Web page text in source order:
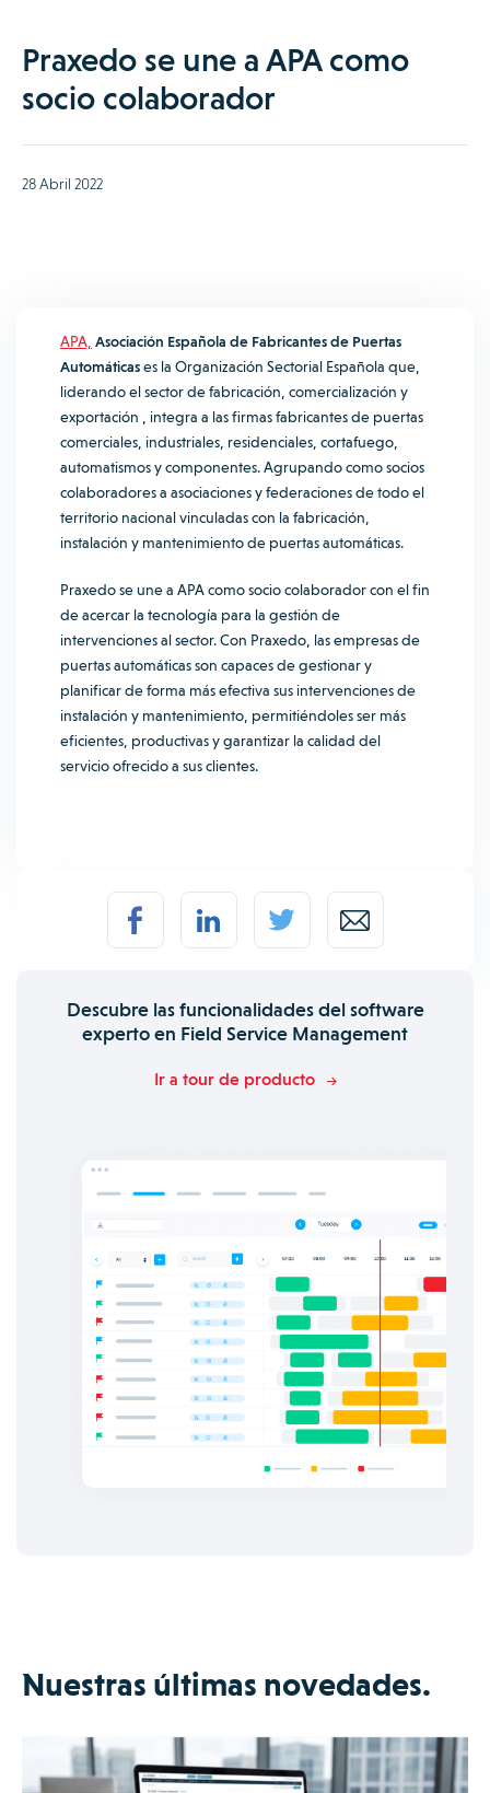
Praxedo se une a APA como
socio colaborador
28 Abril 2022
APA, Asociación Española de Fabricantes de Puertas
Automáticases la Organización Sectorial Española que,
liderando el sector de fabricación, comercialización y
exportación , integra a las firmas fabricantes de puertas
comerciales, industriales, residenciales, cortafuego,
automatismos y componentes. Agrupando como socios
colaboradores a asociaciones y federaciones de todo el
territorio nacional vinculadas con la fabricación,
instalación y mantenimiento de puertas automáticas.
Praxedo se une a APA como socio colaborador con el fin
de acercar la tecnología para la gestión de
intervenciones al sector. Con Praxedo, las empresas de
puertas automáticas son capaces de gestionar y
planificar de forma más efectiva sus intervenciones de
instalación y mantenimiento, permitiéndoles ser más
eficientes, productivas y garantizar la calidad del
servicio ofrecido a sus clientes.
Descubre las funcionalidades del software
experto en Field Service Management
Ir a tour de producto
Nuestras últimas novedades.